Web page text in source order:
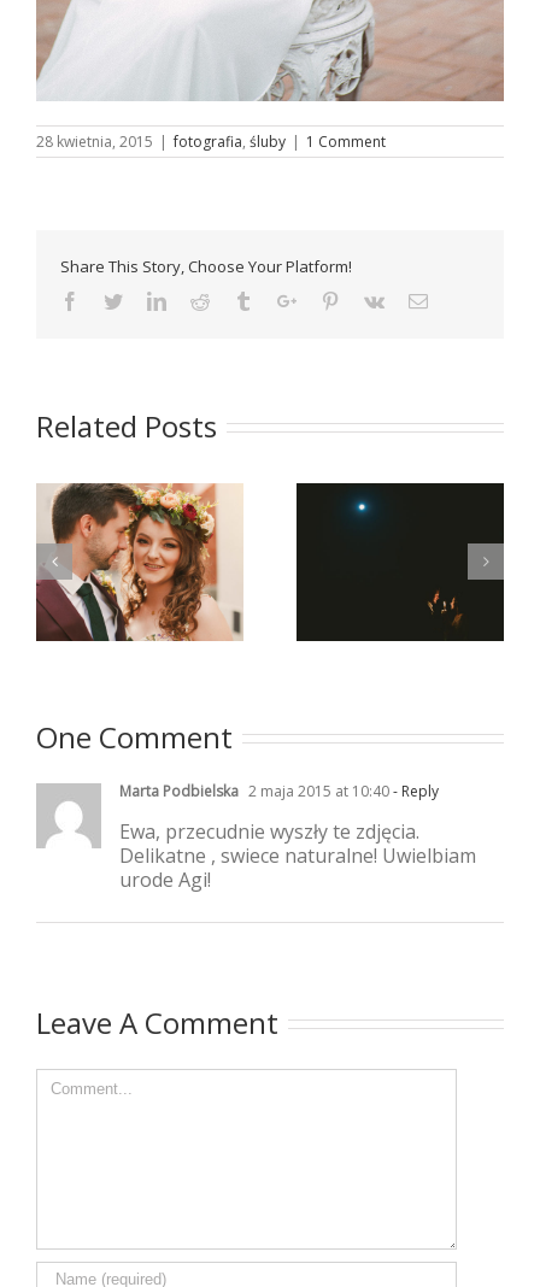
28 kwietnia, 2015 | fotografia, śluby | 1 Comment
Share This Story, Choose Your Platform!
Facebook
TwitterLinkedinReddit TumblrGoogle+Pinterest
Vk Email
Related Posts
Klara i Piotr |
Jaworowy Dwór |
Zapowiedź
oczyszczalnia miejsce
magiczne Agata i
Krzyś
One Comment
Marta Podbielska 2 maja 2015 at 10:40- Reply
Ewa, przecudnie wyszły te zdjęcia.
Delikatne , swiece naturalne! Uwielbiam
urode Agi!
Leave A Comment
Comment